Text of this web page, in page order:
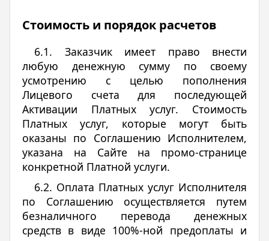
Стоимость и порядок расчетов
6.1. Заказчик имеет право внести
любую денежную сумму по своему
усмотрению с целью пополнения
Лицевого счета для последующей
Активации Платных услуг. Стоимость
Платных услуг, которые могут быть
оказаны по Соглашению Исполнителем,
указана на Сайте на промо-странице
конкретной Платной услуги.
6.2. Оплата Платных услуг Исполнителя
по Соглашению осуществляется путем
безналичного перевода денежных
средств в виде 100%-ной предоплаты и